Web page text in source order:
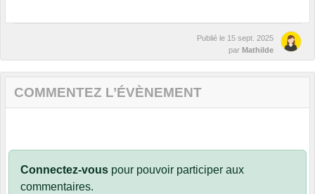
Publié le 15 sept. 2025
par Mathilde
COMMENTEZ L’ÉVÈNEMENT
Connectez-vous pour pouvoir participer aux
commentaires.